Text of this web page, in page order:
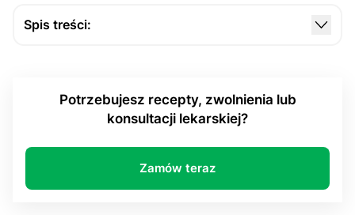
Spis treści:
Korzyści płynące z elektronicznego zwolnienia
Czy każdy może skorzystać z e-ZLA?
Potrzebujesz recepty, zwolnienia lub
konsultacji lekarskiej?
Zamów teraz